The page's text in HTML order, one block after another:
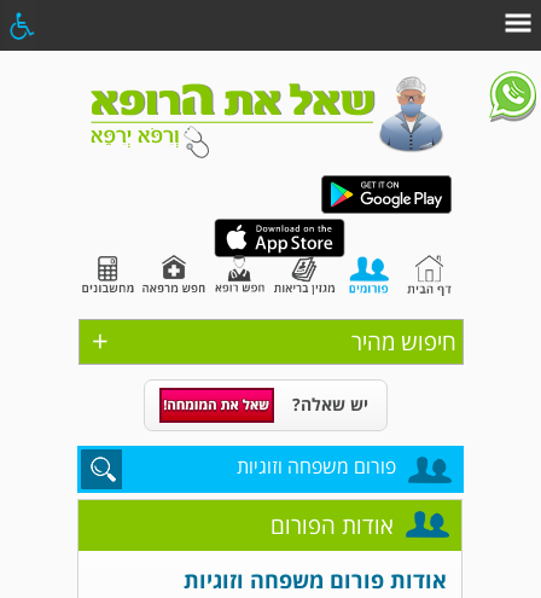
+ חיפוש מהיר
יש שאלה?
פורום משפחה וזוגיות
אודות הפורום
אודות פורום משפחה וזוגיות